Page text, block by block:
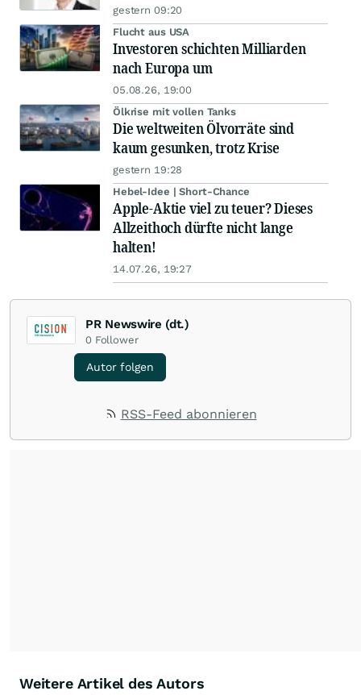
gestern 09:20
Flucht aus USA
Investoren schichten Milliarden
nach Europa um
05.08.26, 19:00
Ölkrise mit vollen Tanks
Die weltweiten Ölvorräte sind
kaum gesunken, trotz Krise
gestern 19:28
Hebel-Idee | Short-Chance
Apple-Aktie viel zu teuer? Dieses
Allzeithoch dürfte nicht lange
halten!
14.07.26, 19:27
PR Newswire (dt.)
0 Follower
Autor folgen
RSS-Feed abonnieren
Weitere Artikel des Autors